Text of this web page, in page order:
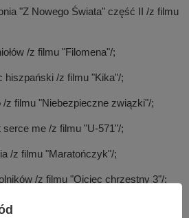
"Z Nowego Świata" część II /z filmu
/z filmu "Filomena"/;
hiszpański /z filmu "Kika"/;
/z filmu "Niebezpieczne związki"/;
serce me /z filmu "U-571"/;
/z filmu "Maratończyk"/;
/z filmu "Ojciec chrzestny 3"/;
/z filmu "BFG - Bardzo Fajny